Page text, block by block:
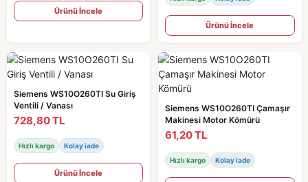
Ürünü İncele
Ürünü İncele
Siemens WS10O260TI Su Giriş
Ventili / Vanası
728,80 TL
Hızlı kargo Kolay iade
Ürünü İncele
Siemens WS10O260TI Çamaşır
Makinesi Motor Kömürü
61,20 TL
Hızlı kargo Kolay iade